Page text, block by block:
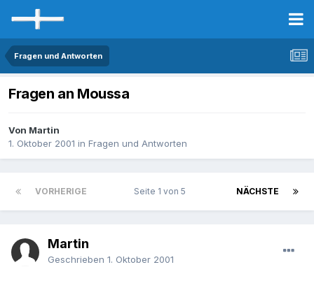
Fragen und Antworten
Fragen an Moussa
Von Martin
1. Oktober 2001 in Fragen und Antworten
VORHERIGE NÄCHSTE
Seite 1 von 5
Martin
Geschrieben 1. Oktober 2001